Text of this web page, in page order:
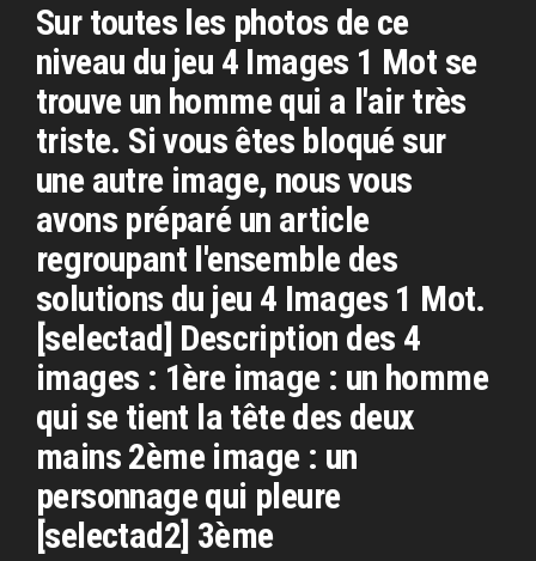
Sur toutes les photos de ce
niveau du jeu 4 Images 1 Mot se
trouve un homme qui a l'air très
triste. Si vous êtes bloqué sur
une autre image, nous vous
avons préparé un article
regroupant l'ensemble des
solutions du jeu 4 Images 1 Mot.
[selectad] Description des 4
images : 1ère image : un homme
qui se tient la tête des deux
mains 2ème image : un
personnage qui pleure
[selectad2] 3ème